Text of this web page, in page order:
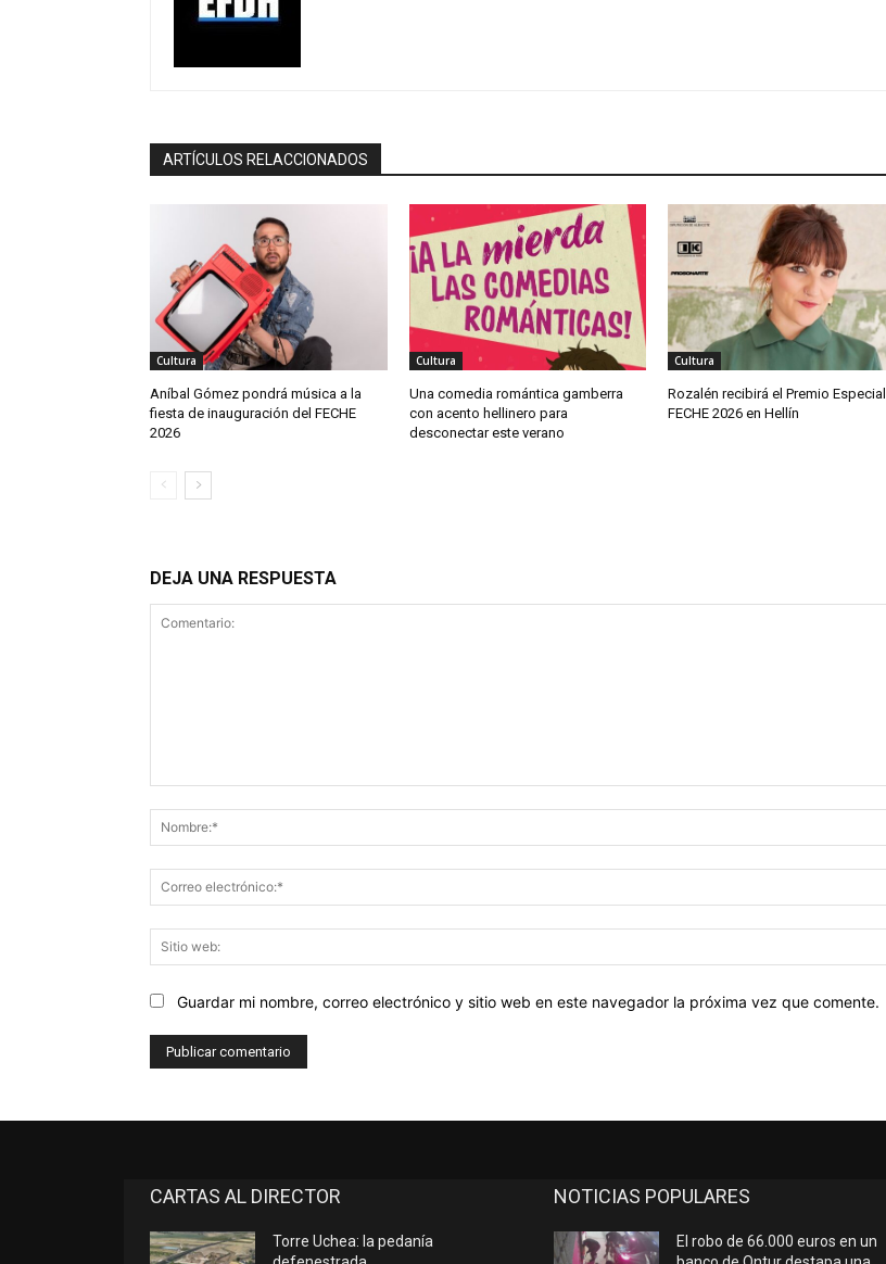
ARTÍCULOS RELACCIONADOS
Cultura
Aníbal Gómez pondrá música a la
fiesta de inauguración del FECHE
2026
Cultura
Una comedia romántica gamberra
con acento hellinero para
desconectar este verano
Cultura
Rozalén recibirá el Premio Especial
FECHE 2026 en Hellín
DEJA UNA RESPUESTA
Guardar mi nombre, correo electrónico y sitio web en este navegador la próxima vez que comente.
CARTAS AL DIRECTOR
Torre Uchea: la pedanía
NOTICIAS POPULARES
El robo de 66.000 euros en un